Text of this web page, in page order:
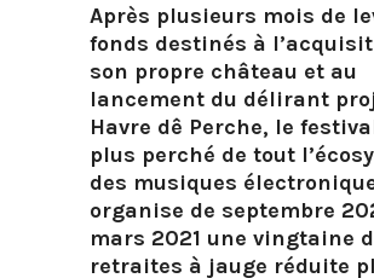
Après plusieurs mois de
fonds destinés à
son propre château et au
lancement du délirant
Havre dê Perche, le
plus perché de tout
des musiques
organise de septembre
mars 2021 une vingtaine
retraites à jauge réduite